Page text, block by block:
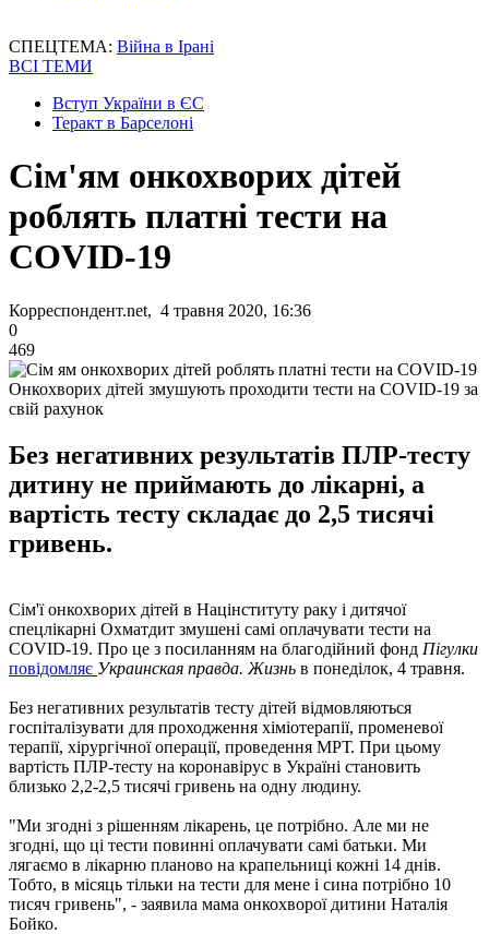
СПЕЦТЕМА: Війна в Ірані
ВСІ ТЕМИ
Вступ України в ЄС
Теракт в Барселоні
Сім'ям онкохворих дітей
роблять платні тести на
COVID-19
Корреспондент.net, 4 травня 2020, 16:36
0
469
Онкохворих дітей змушують проходити тести на COVID-19 за
свій рахунок
Без негативних результатів ПЛР-тесту
дитину не приймають до лікарні, а
вартість тесту складає до 2,5 тисячі
гривень.
Сім'ї онкохворих дітей в Націнституту раку і дитячої
спецлікарні Охматдит змушені самі оплачувати тести на
COVID-19. Про це з посиланням на благодійний фонд Пігулки
повідомляє Украинская правда. Жизнь в понеділок, 4 травня.
Без негативних результатів тесту дітей відмовляються
госпіталізувати для проходження хіміотерапії, променевої
терапії, хірургічної операції, проведення МРТ. При цьому
вартість ПЛР-тесту на коронавірус в Україні становить
близько 2,2-2,5 тисячі гривень на одну людину.
"Ми згодні з рішенням лікарень, це потрібно. Але ми не
згодні, що ці тести повинні оплачувати самі батьки. Ми
лягаємо в лікарню планово на крапельниці кожні 14 днів.
Тобто, в місяць тільки на тести для мене і сина потрібно 10
тисяч гривень", - заявила мама онкохворої дитини Наталія
Бойко.